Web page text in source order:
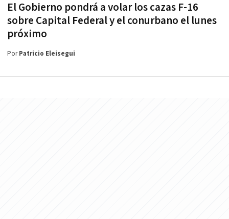
El Gobierno pondrá a volar los cazas F-16
sobre Capital Federal y el conurbano el lunes
próximo
PorPatricio Eleisegui